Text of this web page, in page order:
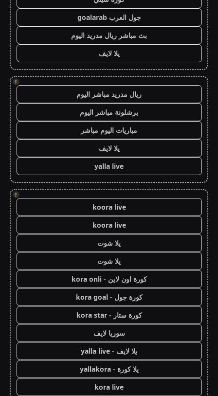
جول العرب goalarab
بث مباشر ريال مدريد اليوم
يلا لايف
!
ريال مدريد مباشر اليوم
برشلونة مباشر اليوم
مباريات اليوم مباشر
يلا لايف
yalla live
!
koora live
koora live
يلا شوت
يلا شوت
كورة اون لاين - kora onli
كورة جول - kora goal
كورة ستار - kora star
سوريا لايف
يلا لايف - yalla live
يلا كورة - yallakora
kora live